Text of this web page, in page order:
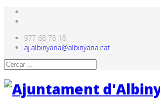
977 68 78 18
aj.albinyana@albinyana.cat